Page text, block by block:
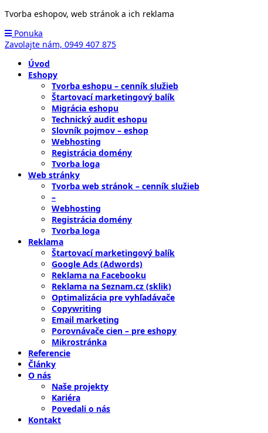
Tvorba eshopov, web stránok a ich reklama
Ponuka
Zavolajte nám, 0949 407 875
Úvod
Eshopy
Tvorba eshopu – cenník služieb
Štartovací marketingový balík
Migrácia eshopu
Technický audit eshopu
Slovník pojmov – eshop
Webhosting
Registrácia domény
Tvorba loga
Web stránky
Tvorba web stránok – cenník služieb
–
Webhosting
Registrácia domény
Tvorba loga
Reklama
Štartovací marketingový balík
Google Ads (Adwords)
Reklama na Facebooku
Reklama na Seznam.cz (sklik)
Optimalizácia pre vyhľadávače
Copywriting
Email marketing
Porovnávače cien – pre eshopy
Mikrostránka
Referencie
Články
O nás
Naše projekty
Kariéra
Povedali o nás
Kontakt